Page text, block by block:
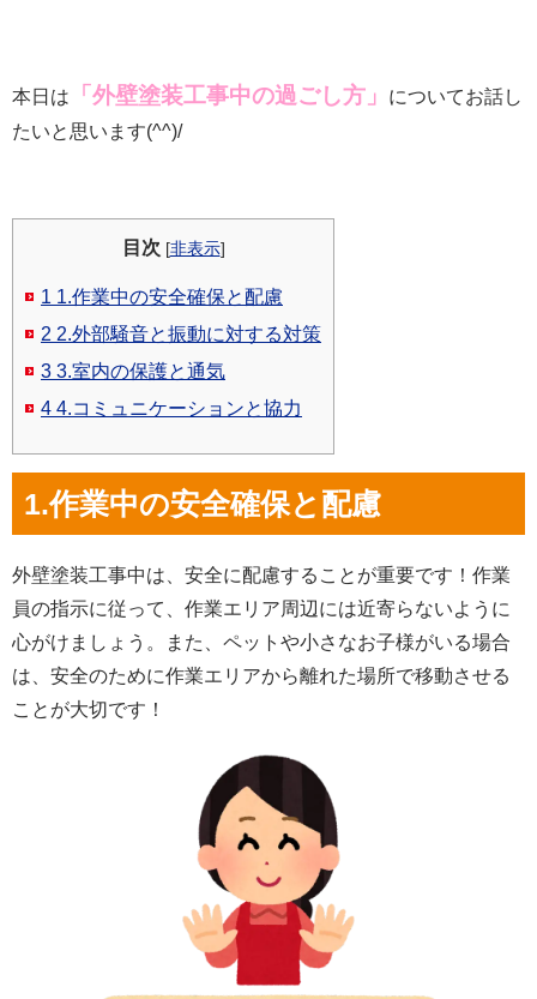
本日は 「外壁塗装工事中の過ごし方」
についてお話し
たいと思います(^^)/
目次 [非表示]
1 1.作業中の安全確保と配慮
2 2.外部騒音と振動に対する対策
3 3.室内の保護と通気
4 4.コミュニケーションと協力
1.作業中の安全確保と配慮
外壁塗装工事中は、安全に配慮することが重要です！作業
員の指示に従って、作業エリア周辺には近寄らないように
心がけましょう。また、ペットや小さなお子様がいる場合
は、安全のために作業エリアから離れた場所で移動させる
ことが大切です！